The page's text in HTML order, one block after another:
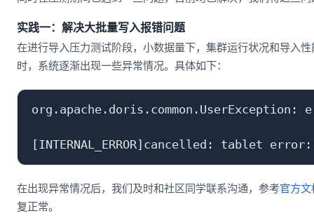
实践一：解决大批量写入报错问题
在进行导入压力测试阶段，小数据量下，集群运行状况和导入
时，系统逐渐出现一些异常情况。具体如下：
在出现异常情况后，我们及时和社区同学联系沟通，参考官方文
复正常。